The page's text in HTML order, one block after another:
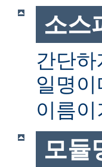
소스
간단
일명이
이름
모듈